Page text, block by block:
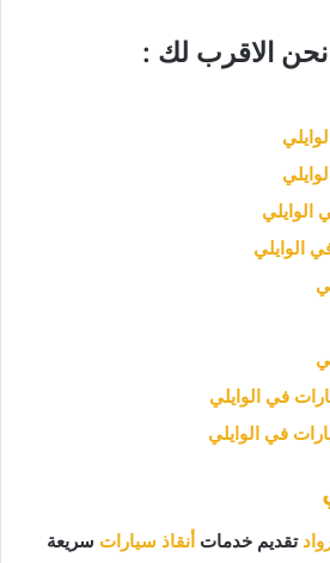
نحن الاقرب لك :
الوايلي
الوايلي
في الوايلي
في الوايلي
تقديم خدمات أنقاذ سيارات سريعة